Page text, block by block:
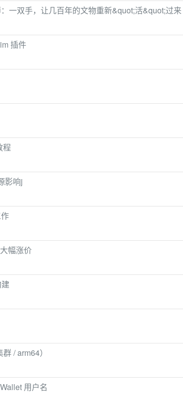
一双手，让几百年的文物重新&quot;活&quot;过来
插件
程
影响j
幅涨价
/ arm64）
用户名